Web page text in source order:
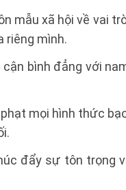
mẫu xã hội về vai
riêng mình.
bình đẳng với
mọi hình thức
đẩy sự tôn trọng